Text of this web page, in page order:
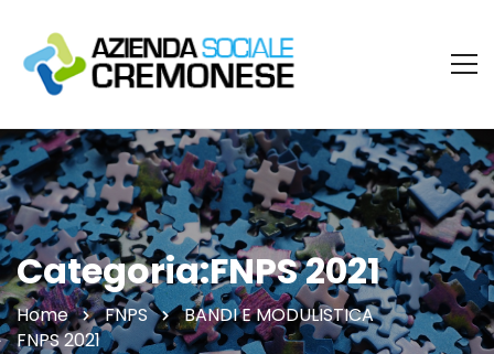
Categoria:FNPS 2021
Home FNPS
BANDI E MODULISTICA
FNPS 2021